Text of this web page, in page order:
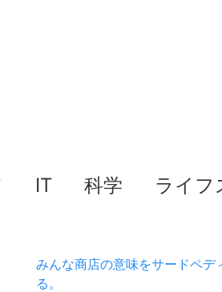
IT 科学 ライフ
みんな商店の意味をサードペデ
る。